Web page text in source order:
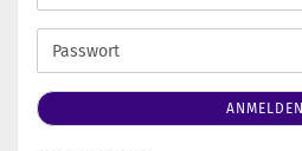
Mail-
Adresse
Passwort
ANMELDEN